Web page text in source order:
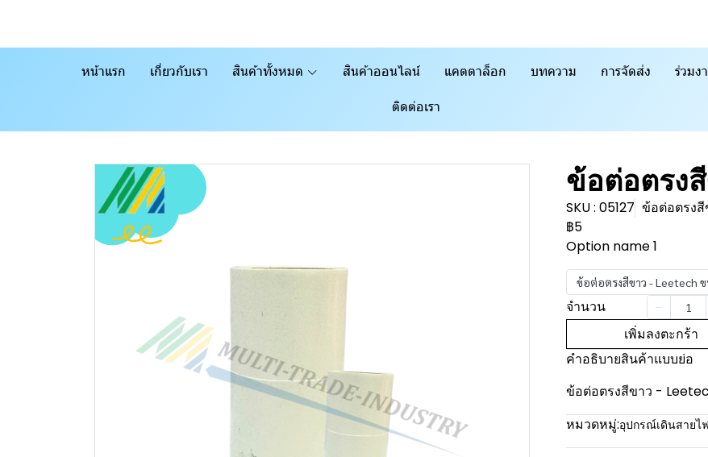
หน้าแรก เกี่ยวกับเรา สินค้าทั้งหมด สินค้าออนไลน์ แคตตาล็อก บทความ การจัดส่ง ร่วมง
ติดต่อเรา
ข้อต่อตรง
SKU : 05127 ข้อต่อตรง
฿5
Option name 1
ข้อต่อตรงสีขาว - Leetech
จำนวน
เพิ่มลงตะกร้า
คำอธิบายสินค้าแบบย่อ
ข้อต่อตรงสีขาว -
หมวดหมู่:อุปกรณ์เดินสายไ